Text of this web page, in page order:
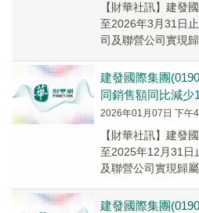
【財華社訊】建發
至2026年3月31日
司及聯營公司實現
建發國際集團
同銷售額同比減少
2026年01月07日 下午
【財華社訊】建發
至2025年12月31日
及聯營公司實現歸
建發國際集團